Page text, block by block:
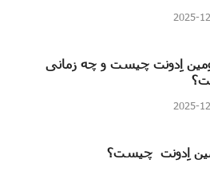
2025-
اِدونت چیست و چه زمانی
2025-
اِدونت چیست؟